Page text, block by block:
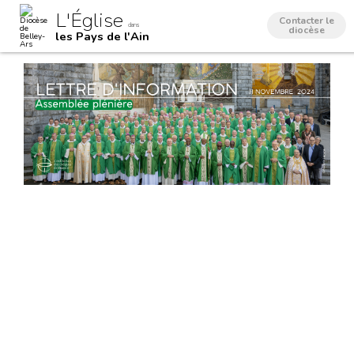
contenu.
navigation
Outils
personnels
L'Église dans
les Pays de l'Ain
Contacter le
diocèse